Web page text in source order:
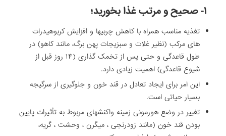
۱- صحیح و مرتب غذا بخورید؛
تغذیه مناسب همراه با کاهش چربیها و افزایش کربوهیدرات
های مرکب (نظیر غلات و سبزیجات پهن برگ، مانند کاهو) در
طول قاعدگی و حتی پس از تخمک گذاری (۱۴ روز قبل از
شیوع قاعدگی) اهمیت زیادی دارد.
این امر برای ایجاد تعادل در قند خون و جلوگیری از سرگیجه
بسیار حیاتی است.
تغییر در وضع هورمونی زمینه واکنشهای مربوط به تأثیرات پایین
بودن قند خون (مانند زودرنجی ، میگرن ، وحشت ، گریه،